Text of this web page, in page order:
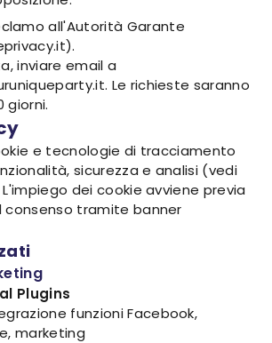
all'Autorità Garante
inviare email a
Le richieste saranno
giorni.
e tecnologie di tracciamento
sicurezza e analisi (vedi
dei cookie avviene previa
consenso tramite banner
Plugins
funzioni Facebook,
marketing